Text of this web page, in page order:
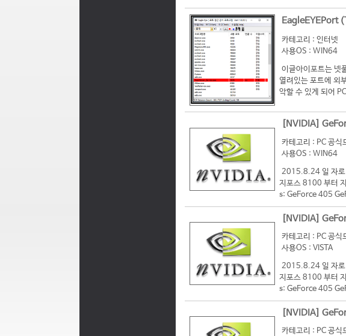
EagleEYEPort
카테고리 : 인터넷
사용OS : WIN64
이글아이포트는 넷
열려있는 포트에 외
악할 수 있게 되어
[NVIDIA]
카테고리 : PC 공식
사용OS : WIN64
2015.8.24 일 자로
지포스 8100 부터
s: GeForce 405
[NVIDIA]
카테고리 : PC 공식
사용OS : VISTA
2015.8.24 일 자로
지포스 8100 부터
s: GeForce 405
[NVIDIA]
카테고리 : PC 공식